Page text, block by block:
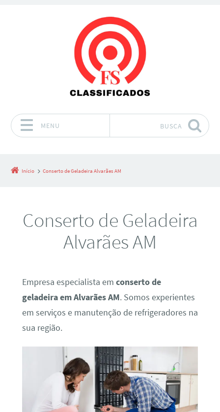
MENU BUSCA
Início Conserto de Geladeira Alvarães AM
Conserto de Geladeira
Alvarães AM
Empresa especialista em conserto de
geladeira em Alvarães AM. Somos experientes
em serviços e manutenção de refrigeradores na
sua região.